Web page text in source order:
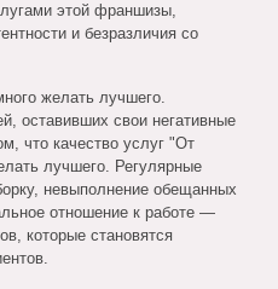
этой франшизы,
и безразличия со
желать лучшего.
оставивших свои негативные
что качество услуг "От
лучшего. Регулярные
невыполнение обещанных
отношение к работе —
которые становятся